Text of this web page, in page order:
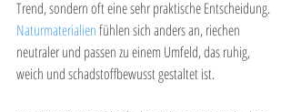
Trend, sondern oft eine sehr praktische Entscheidung.
Naturmaterialien fühlen sich anders an, riechen
neutraler und passen zu einem Umfeld, das ruhig,
weich und schadstoffbewusst gestaltet ist.